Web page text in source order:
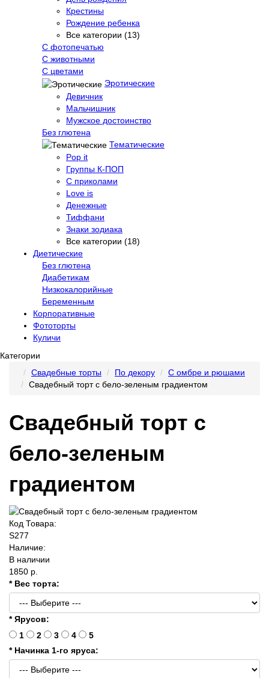
Крестины
Рождение ребенка
Все категории (13)
С фотопечатью
C животными
С цветами
Эротические
Девичник
Мальчишник
Мужское достоинство
Без глютена
Тематические
Pop it
Группы К-ПОП
С приколами
Love is
Денежные
Тиффани
Знаки зодиака
Все категории (18)
Диетические
Без глютена
Диабетикам
Низкокалорийные
Беременным
Корпоративные
Фототорты
Куличи
Категории
Свадебные торты
По декору
С омбре и рюшами
Свадебный торт с бело-зеленым градиентом
Свадебный торт с
бело-зеленым
градиентом
Код Товара:
S277
Наличие:
В наличии
1850 р.
* Вес торта:
* Ярусов:
1
2 3 4
5
* Начинка 1-го яруса: